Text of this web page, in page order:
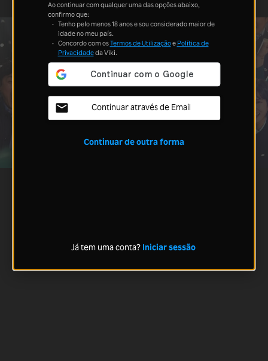
Ao continuar com qualquer uma das opções abaixo,
confirmo que:
Tenho pelo menos 18 anos e sou considerado maior de
idade no meu país.
Concordo com osTermos de Utilizaçãoe Política de
Privacidadeda Viki.
Continuar através de Email
Continuar de outra forma
Já tem uma conta? Iniciar sessão